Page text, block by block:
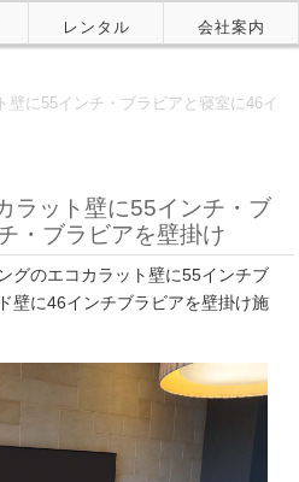
レンタル 会社案内
壁に55インチ・ブラビアと寝室に46イ
ラット壁に55インチ・ブ
・ブラビアを壁掛け
グのエコカラット壁に55インチブ
壁に46インチブラビアを壁掛け施